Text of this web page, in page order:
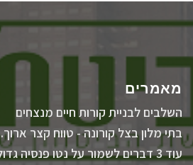
מאמרים
השלבים לבניית קורות חיים מנצחים
בתי מלון בצל קורונה - טווח קצר ארוך.
עוד 3 דברים לשמור על נטו פנסיה גדול בפרישה